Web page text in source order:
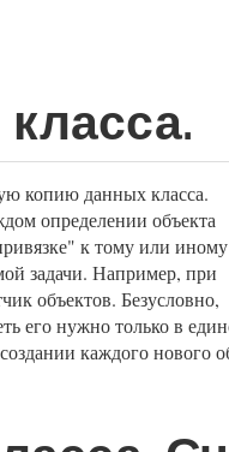
копию данных класса.
определении объекта
к тому или иному
задачи. Например, при
объектов. Безусловно,
его нужно только в
каждого нового